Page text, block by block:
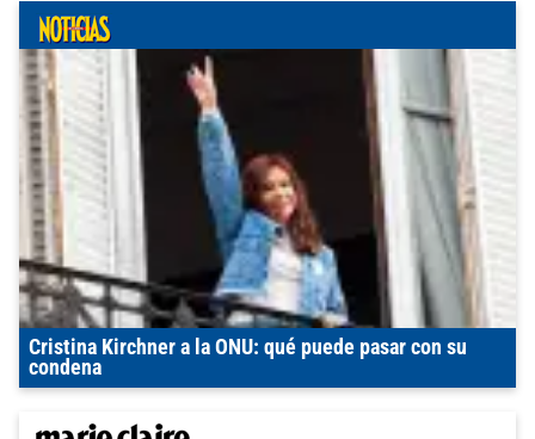
Cristina Kirchner a la ONU: qué puede pasar con su
condena